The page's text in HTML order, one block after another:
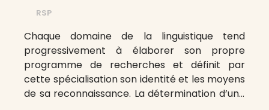
RSP
Chaque domaine de la linguistique tend
progressivement à élaborer son propre
programme de recherches et définit par
cette spécialisation son identité et les moyens
de sa reconnaissance. La détermination d’une